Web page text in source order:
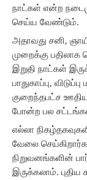
நாட்கள் என்ற
செய்ய வேண்டும்.
அதாவது சனி,
முறைக்கு
இறுதி நாட்கள்
பாதுகாப்பு,
குறைந்தபட்ச
போன்ற பல சட்டங்கள்
எல்லா
வேலை
நிறுவனங்களின்
இருக்கலாம்.